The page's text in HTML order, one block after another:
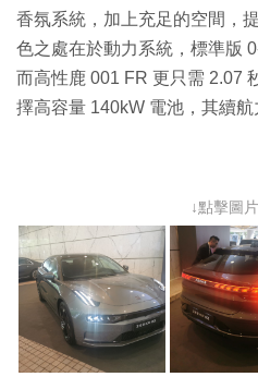
香氛系統，加上充足的空間，
色之處在於動力系統，標準版
而高性鹿 001 FR 更只需 2.07
擇高容量 140kW 電池，其續航
↓點擊圖